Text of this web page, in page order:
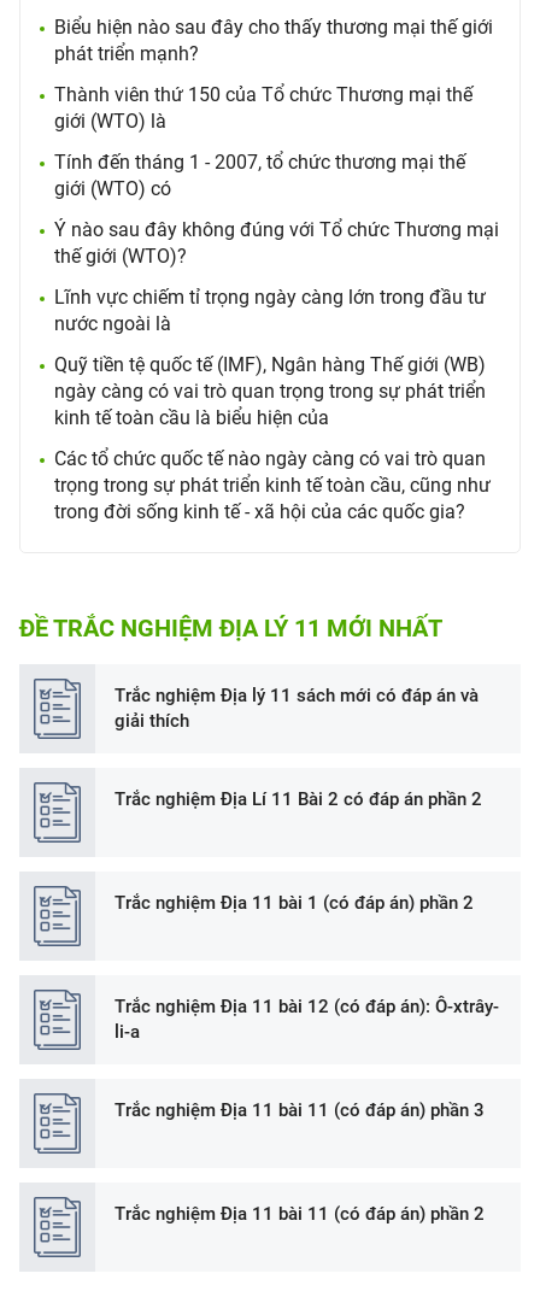
Biểu hiện nào sau đây cho thấy thương mại thế giới
phát triển mạnh?
Thành viên thứ 150 của Tổ chức Thương mại thế
giới (WTO) là
Tính đến tháng 1 - 2007, tổ chức thương mại thế
giới (WTO) có
Ý nào sau đây không đúng với Tổ chức Thương mại
thế giới (WTO)?
Lĩnh vực chiếm tỉ trọng ngày càng lớn trong đầu tư
nước ngoài là
Quỹ tiền tệ quốc tế (IMF), Ngân hàng Thế giới (WB)
ngày càng có vai trò quan trọng trong sự phát triển
kinh tế toàn cầu là biểu hiện của
Các tổ chức quốc tế nào ngày càng có vai trò quan
trọng trong sự phát triển kinh tế toàn cầu, cũng như
trong đời sống kinh tế - xã hội của các quốc gia?
ĐỀ TRẮC NGHIỆM ĐỊA LÝ 11 MỚI NHẤT
Trắc nghiệm Địa lý 11 sách mới có đáp án và
giải thích
Trắc nghiệm Địa Lí 11 Bài 2 có đáp án phần 2
Trắc nghiệm Địa 11 bài 1 (có đáp án) phần 2
Trắc nghiệm Địa 11 bài 12 (có đáp án): Ô-xtrây-
li-a
Trắc nghiệm Địa 11 bài 11 (có đáp án) phần 3
Trắc nghiệm Địa 11 bài 11 (có đáp án) phần 2